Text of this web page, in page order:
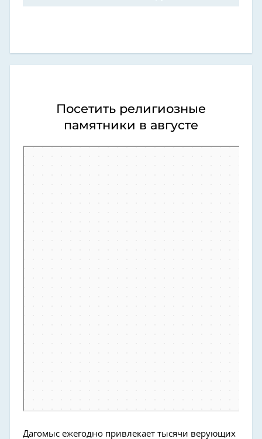
Посетить религиозные
памятники в августе
Дагомыс ежегодно привлекает тысячи верующих